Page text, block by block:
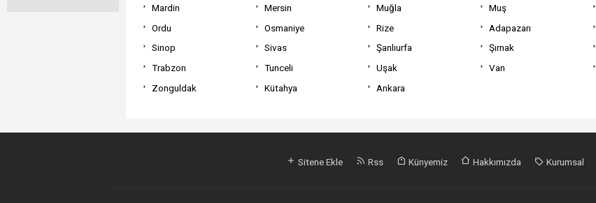
Mardin
Mersin Muğla Muş
Ordu
Osmaniye Rize Adapazarı
Sinop
Sivas Şanlıurfa Şırnak
Trabzon
Tunceli Uşak Van
Zonguldak
Kütahya Ankara
Sitene Ekle Rss Künyemiz Hakkımızda Kurumsal